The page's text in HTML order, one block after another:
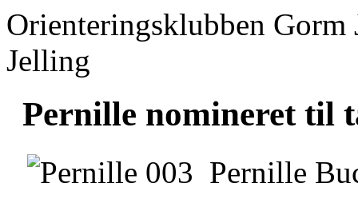
Orienteringsklubben
Jelling
Pernille nomineret til
Pernille